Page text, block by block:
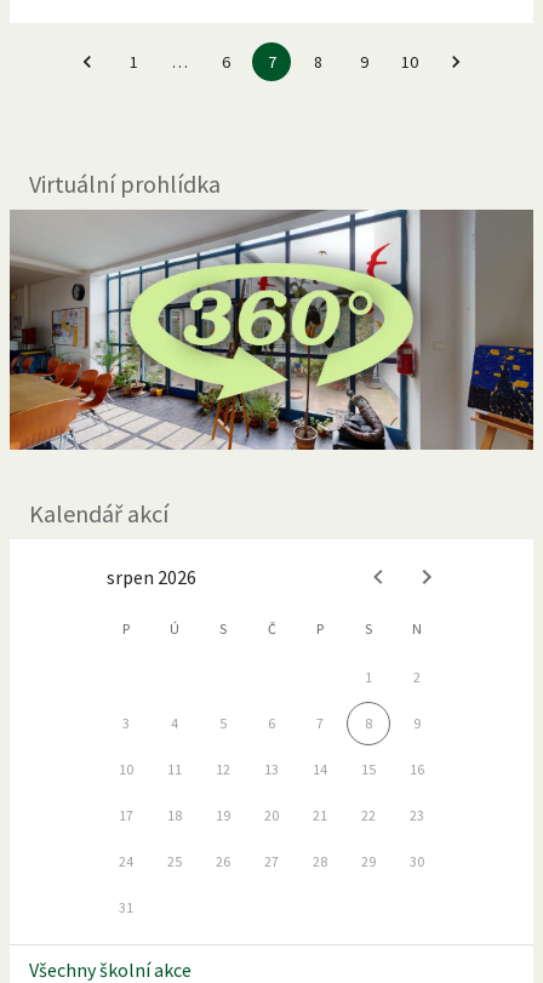
1 … 6 7 8 9 10
Virtuální prohlídka
Kalendář akcí
srpen 2026
P Ú S Č P S N
1 2
3 4 5 6 7 8 9
10 11 12 13 14 15 16
17 18 19 20 21 22 23
24 25 26 27 28 29 30
31
Všechny školní akce